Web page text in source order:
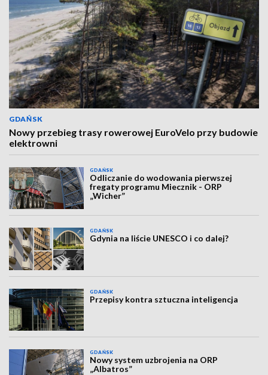
GDAŃSK
Nowy przebieg trasy rowerowej EuroVelo przy budowie
elektrowni
GDAŃSK
Odliczanie do wodowania pierwszej
fregaty programu Miecznik - ORP
„Wicher”
GDAŃSK
Gdynia na liście UNESCO i co dalej?
GDAŃSK
Przepisy kontra sztuczna inteligencja
GDAŃSK
Nowy system uzbrojenia na ORP
„Albatros”